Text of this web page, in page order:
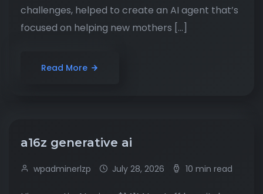
challenges, helped to create an AI agent that’s
focused on helping new mothers […]
Read More
a16z generative ai
wpadminerlzp July 28, 2026 10 min read